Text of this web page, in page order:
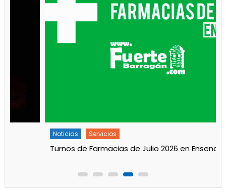
Principal Servicios
Trabajos en la red de agua en Villa Tranquila